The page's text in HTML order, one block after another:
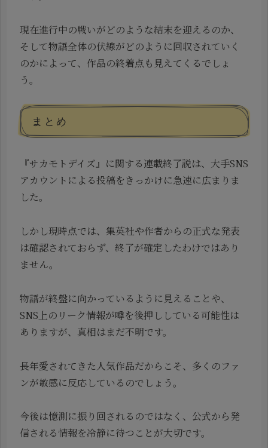
現在進行中の戦いがどのような結末を迎えるのか、
そして物語全体の伏線がどのように回収されていく
のかによって、作品の終着点も見えてくるでしょ
う。
まとめ
『サカモトデイズ』に関する連載終了説は、大手SNS
アカウントによる投稿をきっかけに急速に広まりま
した。
しかし現時点では、集英社や作者からの正式な発表
は確認されておらず、終了が確定したわけではあり
ません。
物語が終盤に向かっているように見えることや、
SNS上のリーク情報が噂を後押ししている可能性は
ありますが、真相はまだ不明です。
長年愛されてきた人気作品だからこそ、多くのファ
ンが敏感に反応しているのでしょう。
今後は憶測に振り回されるのではなく、公式から発
信される情報を冷静に待つことが大切です。